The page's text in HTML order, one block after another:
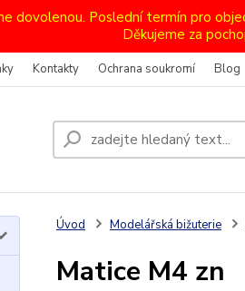
dovolenou. Poslední termín pro
Děkujeme za
Kontakty Ochrana soukromí Blog
Úvod Modelářská bižuterie
Matice M4 zn